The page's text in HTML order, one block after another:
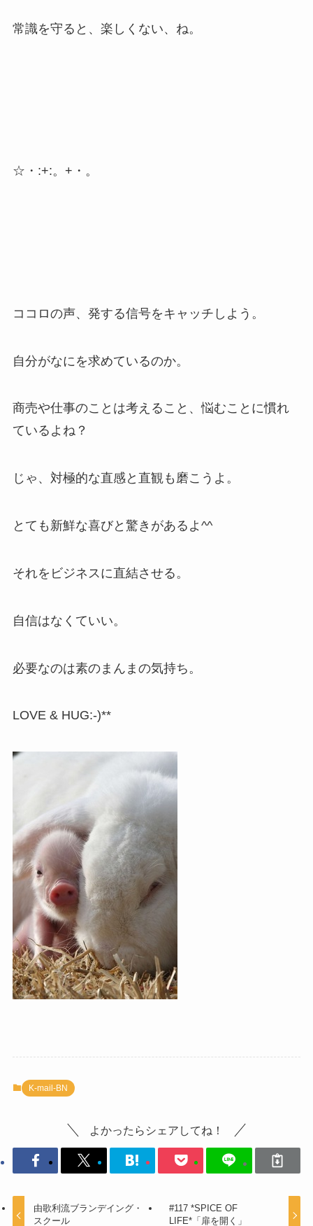
常識を守ると、楽しくない、ね。
☆・:+:。+・。
ココロの声、発する信号をキャッチしよう。
自分がなにを求めているのか。
商売や仕事のことは考えること、悩むことに慣れ
ているよね？
じゃ、対極的な直感と直観も磨こうよ。
とても新鮮な喜びと驚きがあるよ^^
それをビジネスに直結させる。
自信はなくていい。
必要なのは素のまんまの気持ち。
LOVE & HUG:-)**
K-mail-BN
よかったらシェアしてね！
由歌利流ブランデイング・
スクール
#117 *SPICE OF
LIFE*「扉を開く」